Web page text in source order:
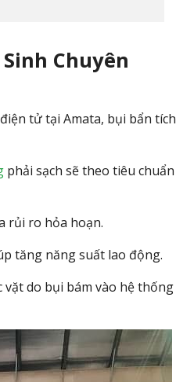
Chuyên
tử tại Amata, bụi bẩn tích
phải sạch sẽ theo tiêu chuẩn
rủi ro hỏa hoạn.
tăng năng suất lao động.
do bụi bám vào hệ thống